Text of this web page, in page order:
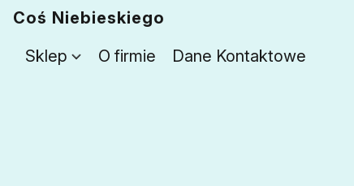
Coś Niebieskiego
Sklep
O firmie Dane Kontaktowe